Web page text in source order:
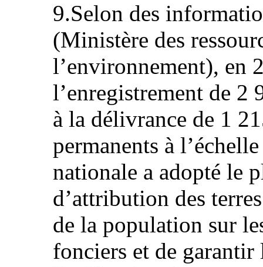
9.Selon des
(Ministère des
l’environnement), en
l’enregistrement de 2
à la délivrance de 1
permanents à
nationale a adopté le
d’attribution des
de la population sur
fonciers et de garantir